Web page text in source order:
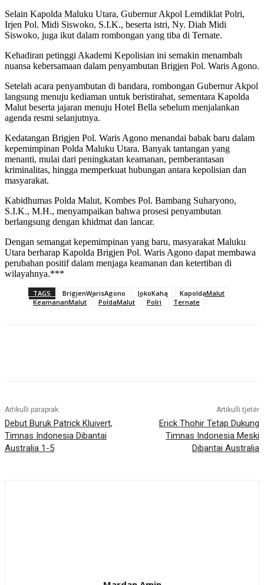
Selain Kapolda Maluku Utara, Gubernur Akpol Lemdiklat Polri,
Irjen Pol. Midi Siswoko, S.I.K., beserta istri, Ny. Diah Midi
Siswoko, juga ikut dalam rombongan yang tiba di Ternate.
Kehadiran petinggi Akademi Kepolisian ini semakin menambah
nuansa kebersamaan dalam penyambutan Brigjen Pol. Waris Agono.
Setelah acara penyambutan di bandara, rombongan Gubernur Akpol
langsung menuju kediaman untuk beristirahat, sementara Kapolda
Malut beserta jajaran menuju Hotel Bella sebelum menjalankan
agenda resmi selanjutnya.
Kedatangan Brigjen Pol. Waris Agono menandai babak baru dalam
kepemimpinan Polda Maluku Utara. Banyak tantangan yang
menanti, mulai dari peningkatan keamanan, pemberantasan
kriminalitas, hingga memperkuat hubungan antara kepolisian dan
masyarakat.
Kabidhumas Polda Malut, Kombes Pol. Bambang Suharyono,
S.I.K., M.H., menyampaikan bahwa prosesi penyambutan
berlangsung dengan khidmat dan lancar.
Dengan semangat kepemimpinan yang baru, masyarakat Maluku
Utara berharap Kapolda Brigjen Pol. Waris Agono dapat membawa
perubahan positif dalam menjaga keamanan dan ketertiban di
wilayahnya.***
TAGS BrigjenWarisAgono JokoKaha
KapoldaMalut
KeamananMalut
PoldaMalut Polri Ternate
Artikulli paraprak
Debut Buruk Patrick Kluivert,
Timnas Indonesia Dibantai
Australia 1-5
Artikulli tjetër
Erick Thohir Tetap Dukung
Timnas Indonesia Meski
Dibantai Australia